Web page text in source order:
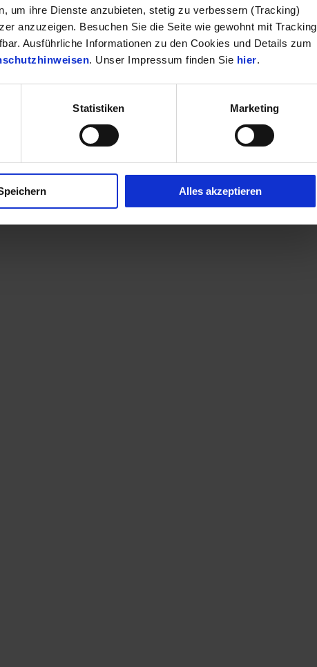
um ihre Dienste anzubieten, stetig zu verbessern (Tracking)
anzuzeigen. Besuchen Sie die Seite wie gewohnt mit Tracking
Ausführliche Informationen zu den Cookies und Details zum
. Unser Impressum finden Sie hier.
Statistiken Marketing
Alles akzeptieren